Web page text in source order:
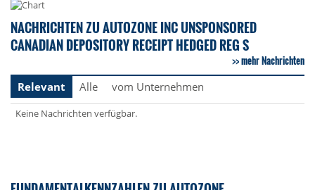
NACHRICHTEN ZU AUTOZONE INC UNSPONSORED
CANADIAN DEPOSITORY RECEIPT HEDGED REG S
mehr Nachrichten
Relevant
Alle vom Unternehmen
Keine Nachrichten verfügbar.